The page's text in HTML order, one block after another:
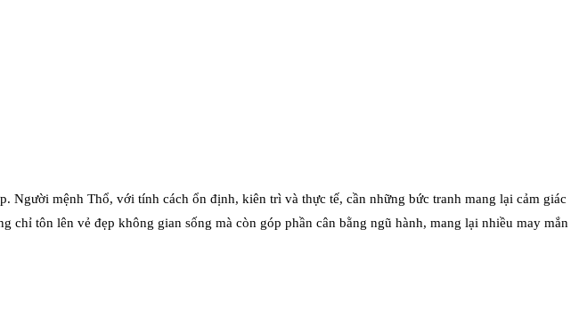
Người mệnh Thổ, với tính cách ổn định, kiên trì và thực tế, cần những bức tranh mang lại cảm giác
chỉ tôn lên vẻ đẹp không gian sống mà còn góp phần cân bằng ngũ hành, mang lại nhiều may mắn